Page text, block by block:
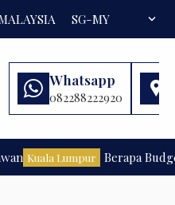
SG-MY FAQexpand_more
Whatsapp
082288222920
Kuala Lumpur Berapa Budget